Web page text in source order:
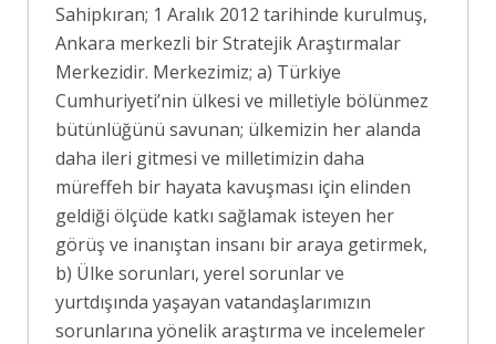
Sahipkıran; 1 Aralık 2012 tarihinde kurulmuş,
Ankara merkezli bir Stratejik Araştırmalar
Merkezidir. Merkezimiz; a) Türkiye
Cumhuriyeti’nin ülkesi ve milletiyle bölünmez
bütünlüğünü savunan; ülkemizin her alanda
daha ileri gitmesi ve milletimizin daha
müreffeh bir hayata kavuşması için elinden
geldiği ölçüde katkı sağlamak isteyen her
görüş ve inanıştan insanı bir araya getirmek,
b) Ülke sorunları, yerel sorunlar ve
yurtdışında yaşayan vatandaşlarımızın
sorunlarına yönelik araştırma ve incelemeler